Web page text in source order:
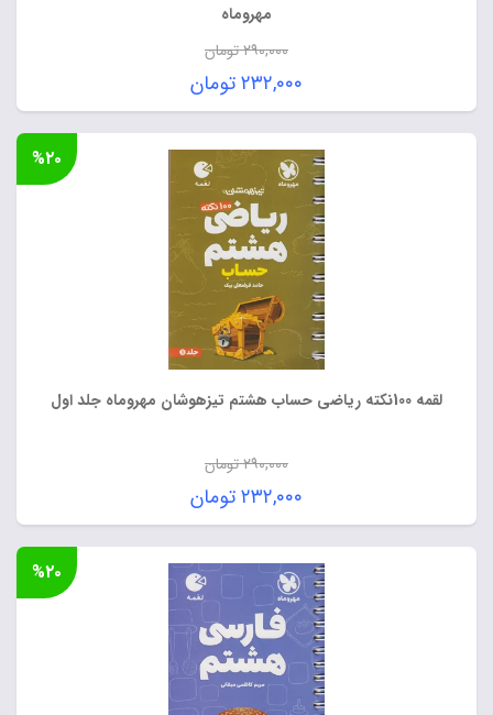
مهروماه
۲۹۰,۰۰۰تومان
قیمت
اصلی:
۲۹۰,۰۰۰ تومان
۲۳۲,۰۰۰تومان
قیمت
فعلی:
۲۳۲,۰۰۰ تومان.
لقمه 100نکته ریاضی حساب هشتم تیزهوشان مهروماه جلد اول
۲۹۰,۰۰۰تومان
قیمت
اصلی:
۲۹۰,۰۰۰ تومان
بود.
۲۳۲,۰۰۰تومان
قیمت
فعلی:
۲۳۲,۰۰۰ تومان.
%۲۰
%۲۰